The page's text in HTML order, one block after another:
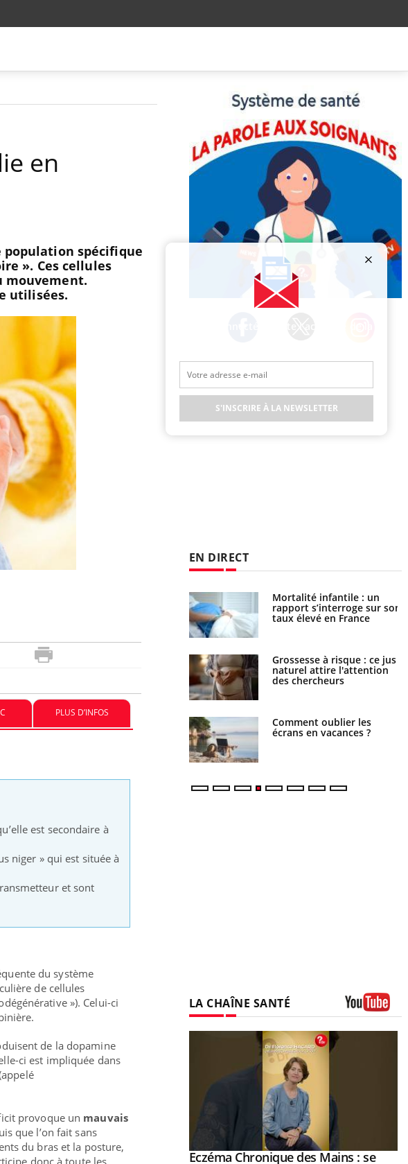
en
population spécifique
». Ces cellules
mouvement.
utilisées.
PLUS D’INFOS
est secondaire à
niger » qui est située à
et sont
du système
de cellules
»). Celui-ci
de la dopamine
ci est impliquée dans
provoque un mauvais
que l’on fait sans
du bras et la posture,
EN DIRECT
chez un touriste en France
Mortalité infantile : un
rapport s’interroge sur son
taux élevé en France
Grossesse à risque : ce jus
naturel attire l'attention
des chercheurs
Comment oublier les
écrans en vacances ?
LA CHAÎNE SANTÉ
& Charge mentale : et si on Youtube
Eczéma Chronique des Mains : se
S'INSCRIRE À LA NEWSLETTER